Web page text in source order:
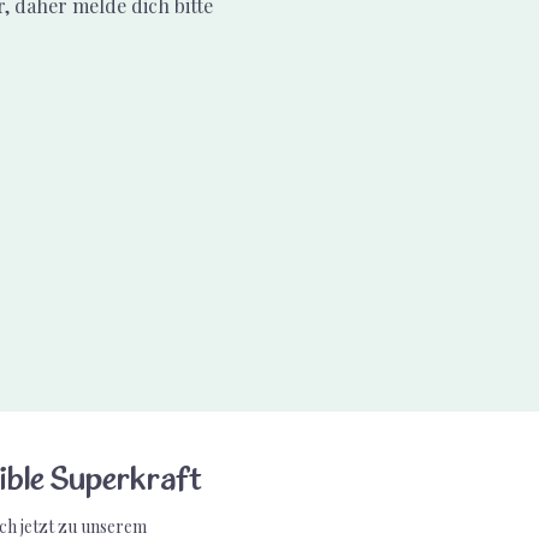
daher melde dich bitte
Superkraft
jetzt zu unserem